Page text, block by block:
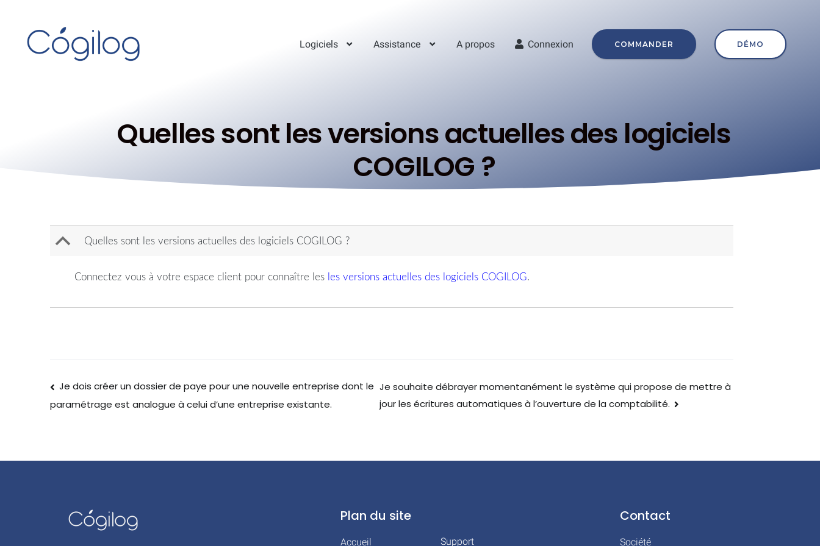
Logiciels Assistance A propos Connexion COMMANDER DÉMO
Quelles sont les versions actuelles des logiciels
COGILOG ?
B Quelles sont les versions actuelles des logiciels COGILOG ?
Connectez vous à votre espace client pour connaître les les versions actuelles des logiciels COGILOG.
Je dois créer un dossier de paye pour une nouvelle entreprise dont le
paramétrage est analogue à celui d’une entreprise existante.
Je souhaite débrayer momentanément le système qui propose de mettre à
jour les écritures automatiques à l’ouverture de la comptabilité.
Plan du site
Accueil Support
Contact
Société